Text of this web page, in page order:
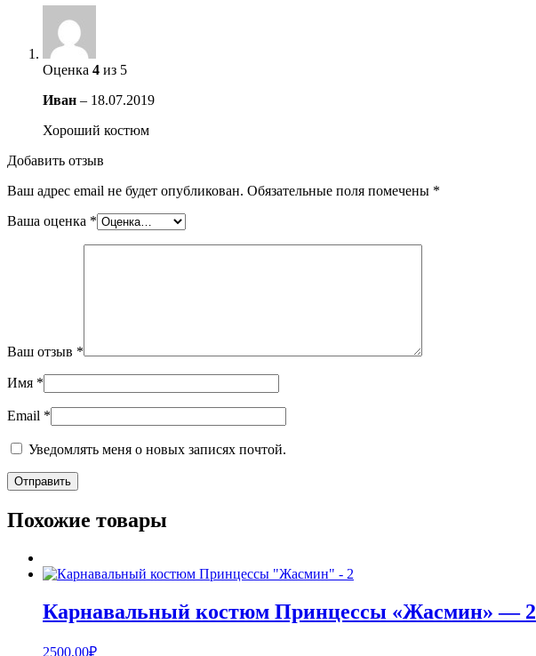
Оценка 4 из 5
Иван – 18.07.2019
Хороший костюм
Добавить отзыв
Ваш адрес email не будет опубликован. Обязательные поля помечены *
Ваша оценка *
Ваш отзыв *
Имя *
Email *
Уведомлять меня о новых записях почтой.
Похожие товары
Карнавальный костюм Принцессы «Жасмин» — 2
2500,00₽